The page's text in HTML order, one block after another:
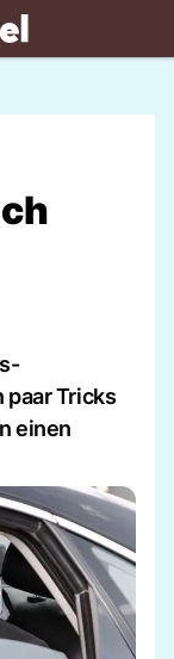
paar Tricks
einen